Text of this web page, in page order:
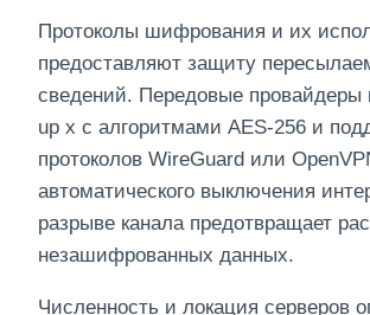
Протоколы шифрования и их
предоставляют защиту
сведений. Передовые провайдеры
up x с алгоритмами AES-256 и
протоколов WireGuard или
автоматического выключения
разрыве канала предотвращает
незашифрованных данных.
Численность и локация серверов